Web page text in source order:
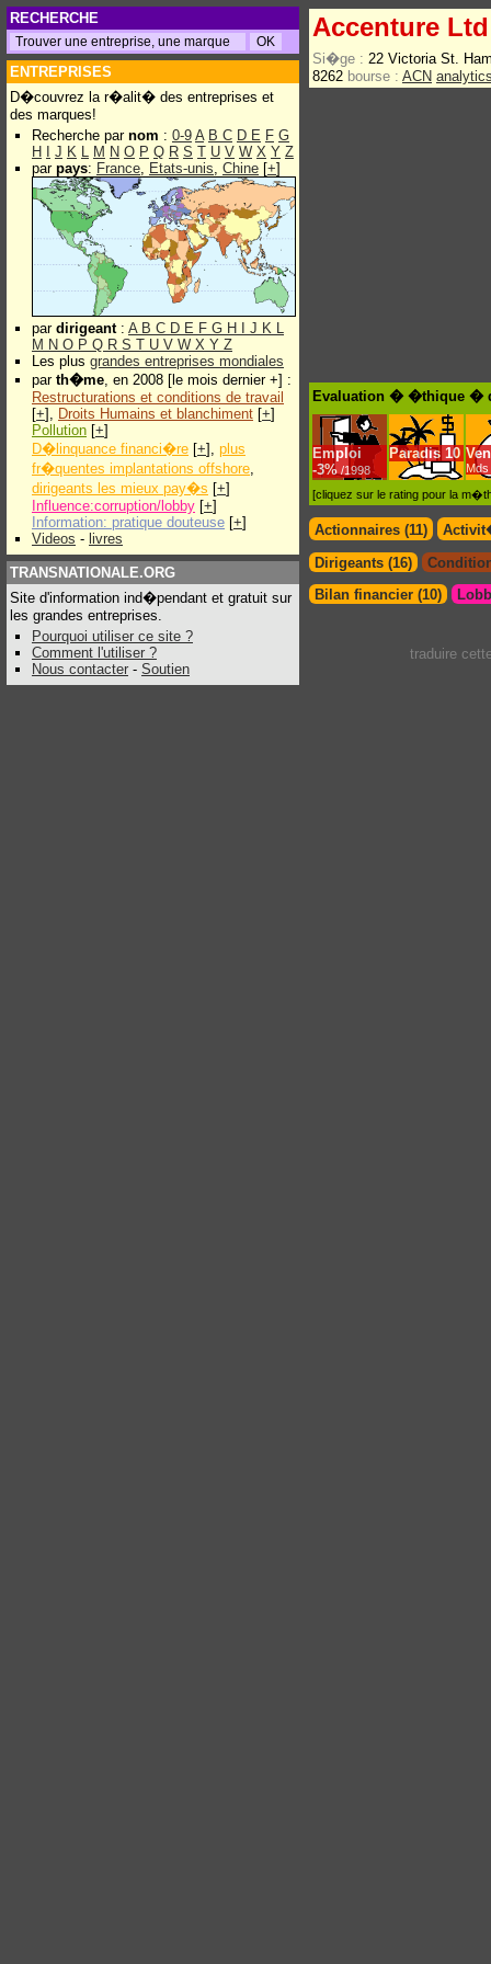
RECHERCHE
ENTREPRISES
D�couvrez la r�alit� des entreprises et
des marques!
Recherche par nom : 0-9 A B C D E F G
H
J K L M N O P Q R S T U V W X Y Z
par pays: France, Etats-unis, Chine [+]
par dirigeant: A B C D E F G H J K L
M N O P Q R S T U V W X Y Z
Les plus grandes entreprises mondiales
par th�me, en 2008 [le mois dernier +] :
Restructurations et conditions de travail
[+], Droits Humains et blanchiment [+]
Pollution [+]
D�linquance financi�re [+], plus
fr�quentes implantations offshore,
dirigeants les mieux pay�s [+]
Influence:corruption/lobby [+]
Information: pratique douteuse [+]
Videos - livres
TRANSNATIONALE.ORG
Site d'information ind�pendant et gratuit sur
les grandes entreprises.
Pourquoi utiliser ce site ?
Comment l'utiliser ?
Nous contacter - Soutien
Accenture Ltd
Si�ge : 22 Victoria St.
8262 bourse : ACN
Evaluation � �thique �
Emploi
-3% /1998
Paradis 10
[cliquez sur le rating pour la
Actionnaires (11)
Dirigeants (16)
Bilan financier (10)
traduire